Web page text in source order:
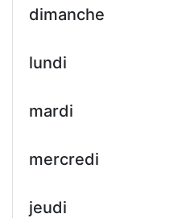
dimanche
lundi
mardi
mercredi
jeudi